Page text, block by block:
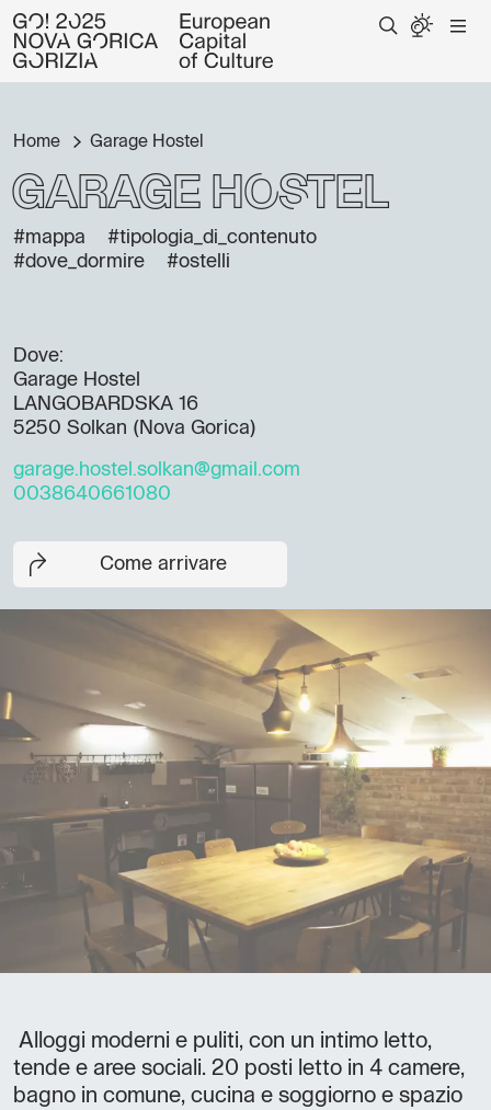
Home Garage Hostel
Garage Hostel
#mappa
#tipologia_di_contenuto
#dove_dormire
#ostelli
Dove:
Garage Hostel
LANGOBARDSKA 16
5250 Solkan (Nova Gorica)
garage.hostel.solkan@gmail.com
0038640661080
Come arrivare
Alloggi moderni e puliti, con un intimo letto,
tende e aree sociali. 20 posti letto in 4 camere,
bagno in comune, cucina e soggiorno e spazio